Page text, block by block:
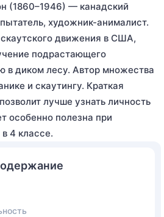
(1860–1946) — канадский
художник-анималист.
движения в США,
подрастающего
в диком лесу. Автор множества
и скаутингу. Краткая
лучше узнать личность
особенно полезна при
4 классе.